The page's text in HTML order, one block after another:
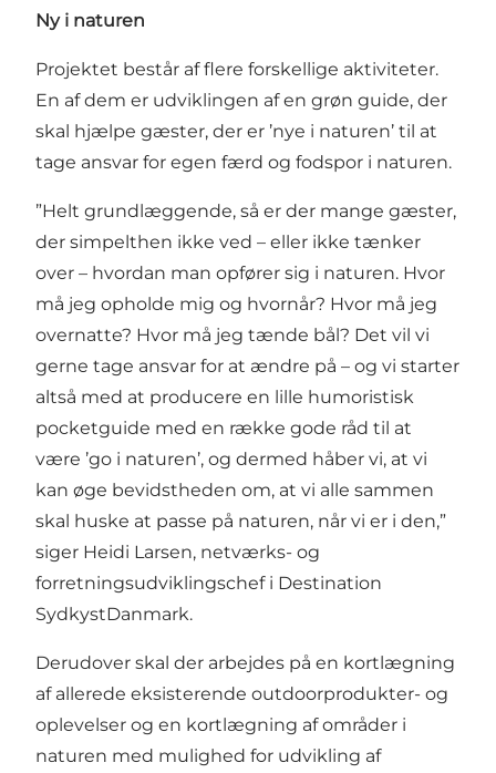
Ny i naturen
Projektet består af flere forskellige aktiviteter.
En af dem er udviklingen af en grøn guide, der
skal hjælpe gæster, der er ’nye i naturen’ til at
tage ansvar for egen færd og fodspor i naturen.
”Helt grundlæggende, så er der mange gæster,
der simpelthen ikke ved – eller ikke tænker
over – hvordan man opfører sig i naturen. Hvor
må jeg opholde mig og hvornår? Hvor må jeg
overnatte? Hvor må jeg tænde bål? Det vil vi
gerne tage ansvar for at ændre på – og vi starter
altså med at producere en lille humoristisk
pocketguide med en række gode råd til at
være ’go i naturen’, og dermed håber vi, at vi
kan øge bevidstheden om, at vi alle sammen
skal huske at passe på naturen, når vi er i den,”
siger Heidi Larsen, netværks- og
forretningsudviklingschef i Destination
SydkystDanmark.
Derudover skal der arbejdes på en kortlægning
af allerede eksisterende outdoorprodukter- og
oplevelser og en kortlægning af områder i
naturen med mulighed for udvikling af